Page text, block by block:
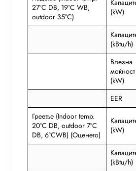
27°C DB, 19°C WB,
outdoor 35°C)
(kW)
(kBtu/h)
Влезна
моќност
(kW)
EER
Греење (Indoor temp.
20°C DB, outdoor 7°C
DB, 6°CWB) (Оценето)
(kW)
(kBtu/h)